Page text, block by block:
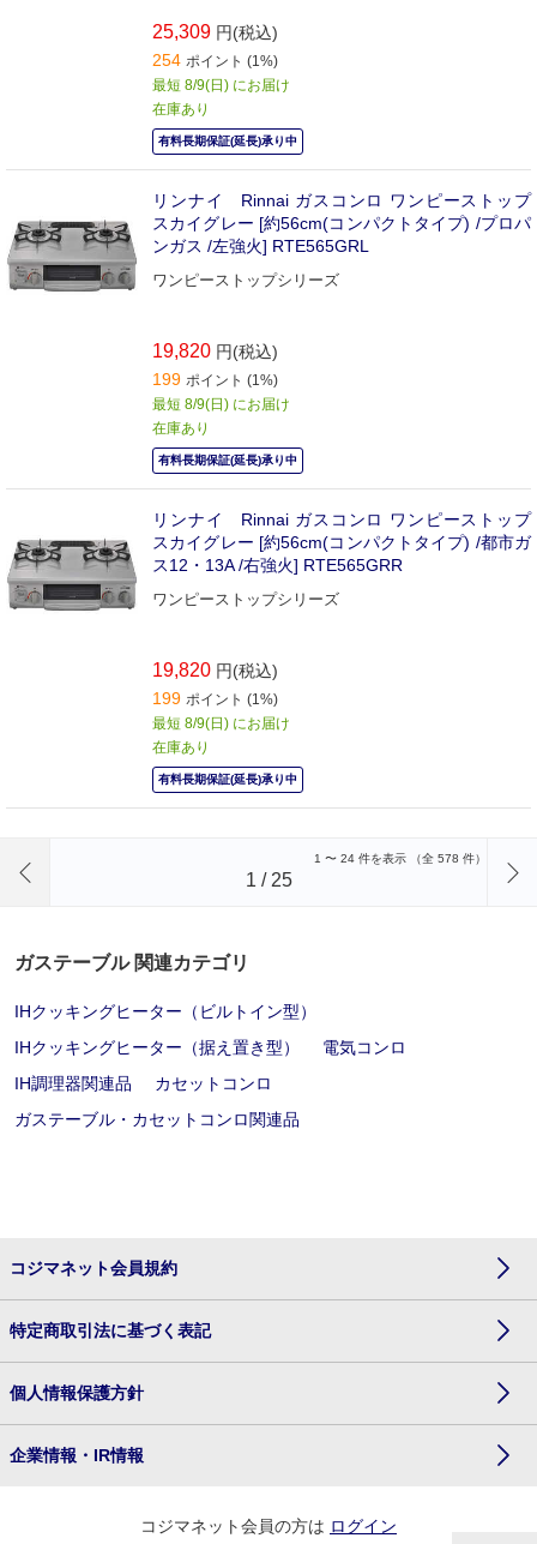
25,309 円(税込)
254 ポイント (1%)
最短 8/9(日) にお届け
在庫あり
有料長期保証(延長)承り中
リンナイ Rinnai ガスコンロ ワンピーストップ
スカイグレー [約56cm(コンパクトタイプ) /プロパ
ンガス /左強火] RTE565GRL
ワンピーストップシリーズ
19,820 円(税込)
199 ポイント (1%)
最短 8/9(日) にお届け
在庫あり
有料長期保証(延長)承り中
リンナイ Rinnai ガスコンロ ワンピーストップ
スカイグレー [約56cm(コンパクトタイプ) /都市ガ
ス12・13A /右強火] RTE565GRR
ワンピーストップシリーズ
19,820 円(税込)
199 ポイント (1%)
最短 8/9(日) にお届け
在庫あり
有料長期保証(延長)承り中
1 〜 24 件を表示 （全 578 件）
1 / 25
ガステーブル 関連カテゴリ
IHクッキングヒーター（ビルトイン型）
IHクッキングヒーター（据え置き型）
電気コンロ
IH調理器関連品
カセットコンロ
ガステーブル・カセットコンロ関連品
コジマネット会員規約
特定商取引法に基づく表記
個人情報保護方針
企業情報・IR情報
コジマネット会員の方は ログイン